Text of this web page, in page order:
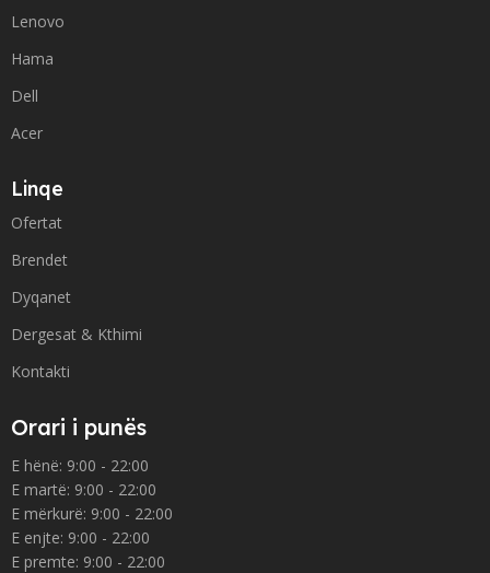
Lenovo
Hama
Dell
Acer
Linqe
Ofertat
Brendet
Dyqanet
Dergesat & Kthimi
Kontakti
Orari i punës
E hënë: 9:00 - 22:00
E martë: 9:00 - 22:00
E mërkurë: 9:00 - 22:00
E enjte: 9:00 - 22:00
E premte: 9:00 - 22:00